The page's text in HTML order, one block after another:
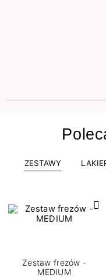
ZESTAWY
Zestaw frezów -
MEDIUM